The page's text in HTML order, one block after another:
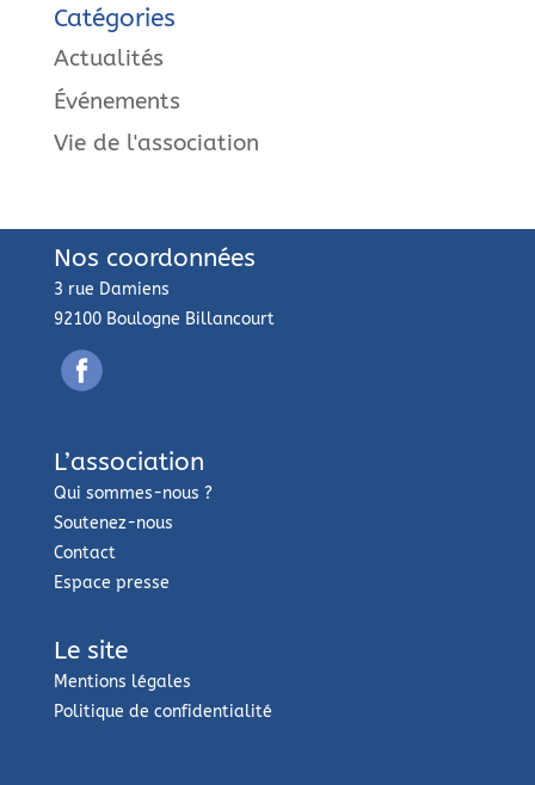
Catégories
Actualités
Événements
Vie de l'association
Nos coordonnées
3 rue Damiens
92100 Boulogne Billancourt
L’association
Qui sommes-nous ?
Soutenez-nous
Contact
Espace presse
Le site
Mentions légales
Politique de confidentialité